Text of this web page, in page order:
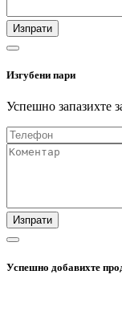
Изпрати
Изгубени пари
Успешно запазихте
Изпрати
Успешно добавихте